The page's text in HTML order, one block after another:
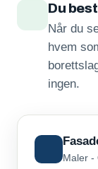
Du
Når du
hvem
ingen.
Maler -